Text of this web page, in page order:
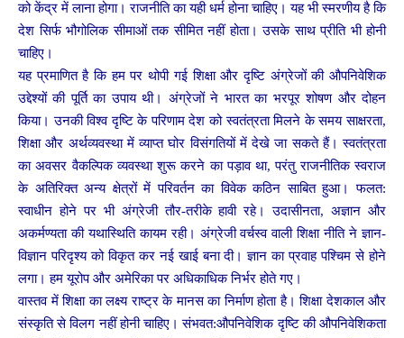
को केंद्र में लाना होगा। राजनीति का यही धर्म होना चाहिए। यह भी स्मरणीय है कि
देश सिर्फ भौगोलिक सीमाओं तक सीमित नहीं होता। उसके साथ प्रीति भी होनी
चाहिए।
यह प्रमाणित है कि हम पर थोपी गई शिक्षा और दृष्टि अंग्रेजों की औपनिवेशिक
उद्देश्यों की पूर्ति का उपाय थी। अंग्रेजों ने भारत का भरपूर शोषण और दोहन
किया। उनकी विश्व दृष्टि के परिणाम देश को स्वतंत्रता मिलने के समय साक्षरता,
शिक्षा और अर्थव्यवस्था में व्याप्त घोर विसंगतियों में देखे जा सकते हैं। स्वतंत्रता
का अवसर वैकल्पिक व्यवस्था शुरू करने का पड़ाव था, परंतु राजनीतिक स्वराज
के अतिरिक्त अन्य क्षेत्रों में परिवर्तन का विवेक कठिन साबित हुआ। फलत:
स्वाधीन होने पर भी अंग्रेजी तौर-तरीके हावी रहे। उदासीनता, अज्ञान और
अकर्मण्यता की यथास्थिति कायम रही। अंग्रेजी वर्चस्व वाली शिक्षा नीति ने ज्ञान-
विज्ञान परिदृश्य को विकृत कर नई खाई बना दी। ज्ञान का प्रवाह पश्चिम से होने
लगा। हम यूरोप और अमेरिका पर अधिकाधिक निर्भर होते गए।
वास्तव में शिक्षा का लक्ष्य राष्ट्र के मानस का निर्माण होता है। शिक्षा देशकाल और
संस्कृति से विलग नहीं होनी चाहिए। संभवत:औपनिवेशिक दृष्टि की औपनिवेशिकता